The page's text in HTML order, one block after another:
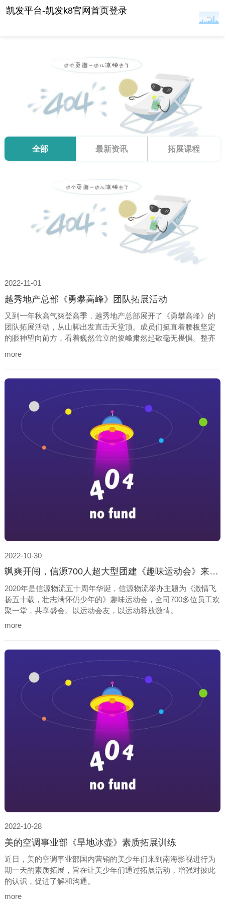
最新资讯-凯发平台
凯发平台-凯发k8官网首页登录
全部 最新资讯 拓展课程
2022-11-01
越秀地产总部《勇攀高峰》团队拓展活动
又到一年秋高气爽登高季，越秀地产总部展开了《勇攀高峰》的
团队拓展活动，从山脚出发直击天堂顶。成员们挺直着腰板坚定
的眼神望向前方，看着巍然耸立的俊峰肃然起敬毫无畏惧。整齐
more
2022-10-30
飒爽开闯，信源700人超大型团建《趣味运动会》来袭!
2020年是信源物流五十周年华诞，信源物流举办主题为《激情飞
扬五十载，壮志满怀仍少年的》趣味运动会，全司700多位员工欢
聚一堂，共享盛会。以运动会友，以运动释放激情。
more
2022-10-28
美的空调事业部《旱地冰壶》素质拓展训练
近日，美的空调事业部国内营销的美少年们来到南海影视进行为
期一天的素质拓展，旨在让美少年们通过拓展活动，增强对彼此
的认识，促进了解和沟通。
more